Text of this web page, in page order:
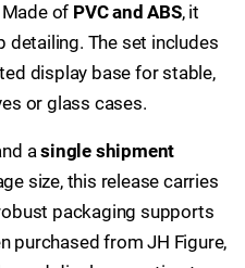
of PVC and ABS, it
detailing. The set includes
display base for stable,
or glass cases.
asingle shipment
size, this release carries
packaging supports
purchased from JH Figure,